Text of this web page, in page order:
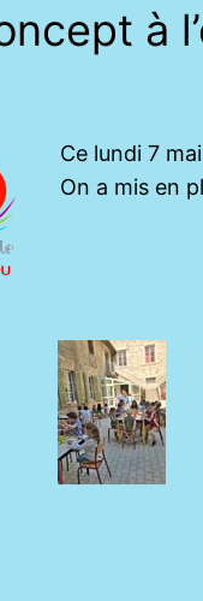
à
Ce lundi 7
On a mis en